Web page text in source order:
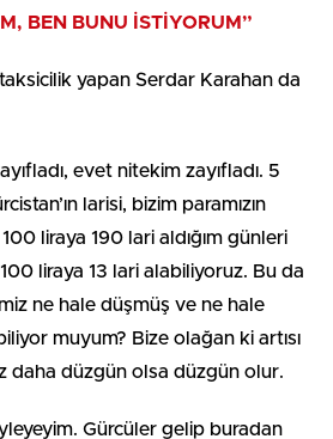
BEN BUNU İSTİYORUM”
taksicilik yapan Serdar Karahan da
evet nitekim zayıfladı. 5
larisi, bizim paramızın
liraya 190 lari aldığım günleri
100 liraya 13 lari alabiliyoruz. Bu da
ne hale düşmüş ve ne hale
muyum? Bize olağan ki artısı
daha düzgün olsa düzgün olur.
Gürcüler gelip buradan